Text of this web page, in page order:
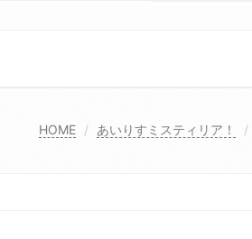
HOME あいりすミスティリア！